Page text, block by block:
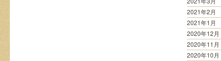
2021年2月
2021年1月
2020年12月
2020年11月
2020年10月